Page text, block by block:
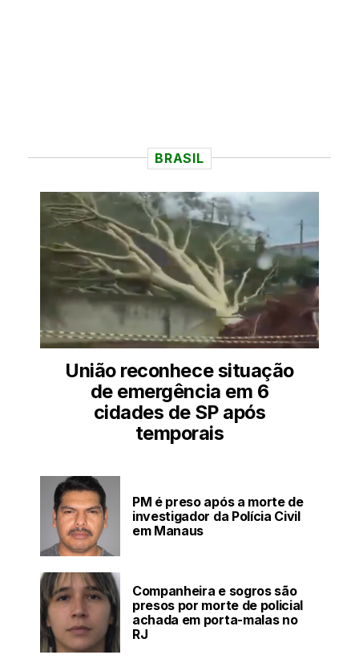
BRASIL
União reconhece situação
de emergência em 6
cidades de SP após
temporais
PM é preso após a morte de
investigador da Polícia Civil
em Manaus
Companheira e sogros são
presos por morte de policial
achada em porta-malas no
RJ